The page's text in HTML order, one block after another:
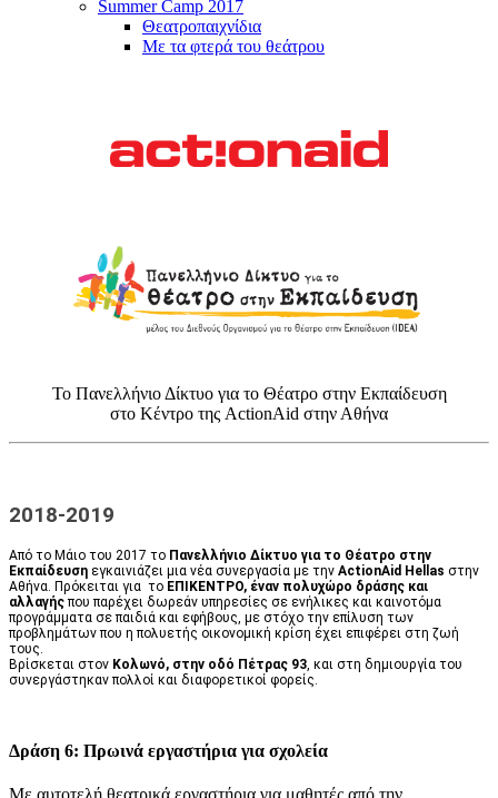
Summer Camp 2017
Θεατροπαιχνίδια
Με τα φτερά του θεάτρου
Το Πανελλήνιο Δίκτυο για το Θέατρο στην Εκπαίδευση
στο Κέντρο της ActionAid στην Αθήνα
2018-2019
Από το Μάιο του 2017 το Πανελλήνιο Δίκτυο για το Θέατρο στην
Εκπαίδευση εγκαινιάζει μια νέα συνεργασία με την ActionAid Hellas στην
Αθήνα. Πρόκειται για ​ το ΕΠΙΚΕΝΤΡΟ, ​έναν πολυχώρο δράσης και
αλλαγήςπου παρέχει δωρεάν υπηρεσίες σε ενήλικες και καινοτόμα
προγράμματα σε παιδιά και εφήβους, με στόχο την επίλυση των
προβλημάτων που η πολυετής οικονομική κρίση έχει επιφέρει στη ζωή
τους.
Βρίσκεται στον Κολωνό, στην οδό Πέτρας 93, και στη δημιουργία του
συνεργάστηκαν ​πολλοί και διαφορετικοί φορείς.
Δράση 6: Πρωινά εργαστήρια για σχολεία
Με αυτοτελή θεατρικά εργαστήρια για μαθητές από την